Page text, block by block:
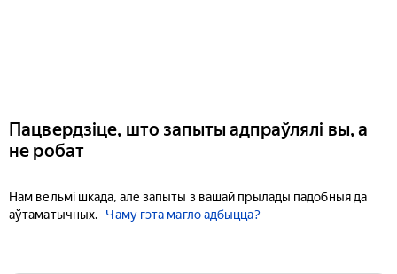
Пацвердзіце, што запыты адпраўлялі вы, а
не робат
Нам вельмі шкада, але запыты з вашай прылады падобныя да
аўтаматычных.
Чаму гэта магло адбыцца?